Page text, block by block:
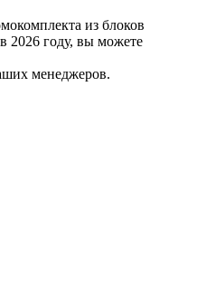
из блоков
году, вы можете
менеджеров.